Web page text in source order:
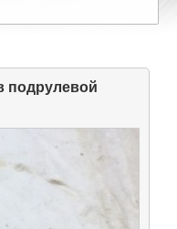
подрулевой